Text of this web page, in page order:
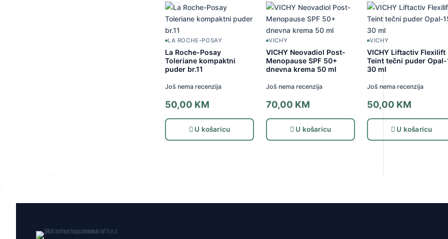
LA ROCHE-POSAY
La Roche-Posay
Toleriane kompaktni
puder br.11
Još nema recenzija
50,00 KM
U košaricu
VICHY
VICHY Neovadiol Post-
Menopause SPF 50+
dnevna krema 50 ml
Još nema recenzija
70,00 KM
U košaricu
VICHY
VICHY Liftactiv Flexilift
Teint tečni puder Opal-
30 ml
Još nema recenzija
50,00 KM
U košaricu